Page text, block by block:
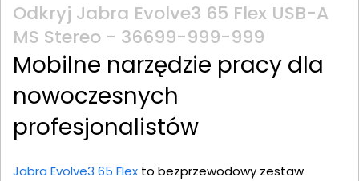
Odkryj Jabra Evolve3 65 Flex USB-A
MS Stereo - 36699-999-999
Mobilne narzędzie pracy dla
nowoczesnych
profesjonalistów
Jabra Evolve3 65 Flex to bezprzewodowy zestaw